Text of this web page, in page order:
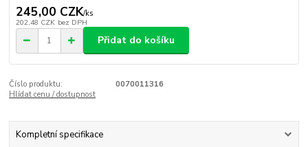
245,00 CZK/ks
202,48 CZK bez DPH
Přidat do košíku
Číslo produktu:
0070011316
Hlídat cenu / dostupnost
Kompletní specifikace